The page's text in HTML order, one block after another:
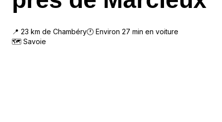
📍 23 km de Chambéry🕐 Environ 27 min en voiture
🗺 Savoie